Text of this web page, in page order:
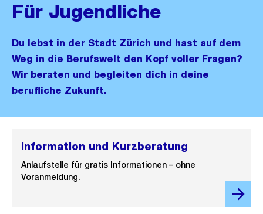
Für Jugendliche
Du lebst in der Stadt Zürich und hast auf dem
Weg in die Berufswelt den Kopf voller Fragen?
Wir beraten und begleiten dich in deine
berufliche Zukunft.
Information und Kurzberatung
Anlaufstelle für gratis Informationen – ohne
Voranmeldung.